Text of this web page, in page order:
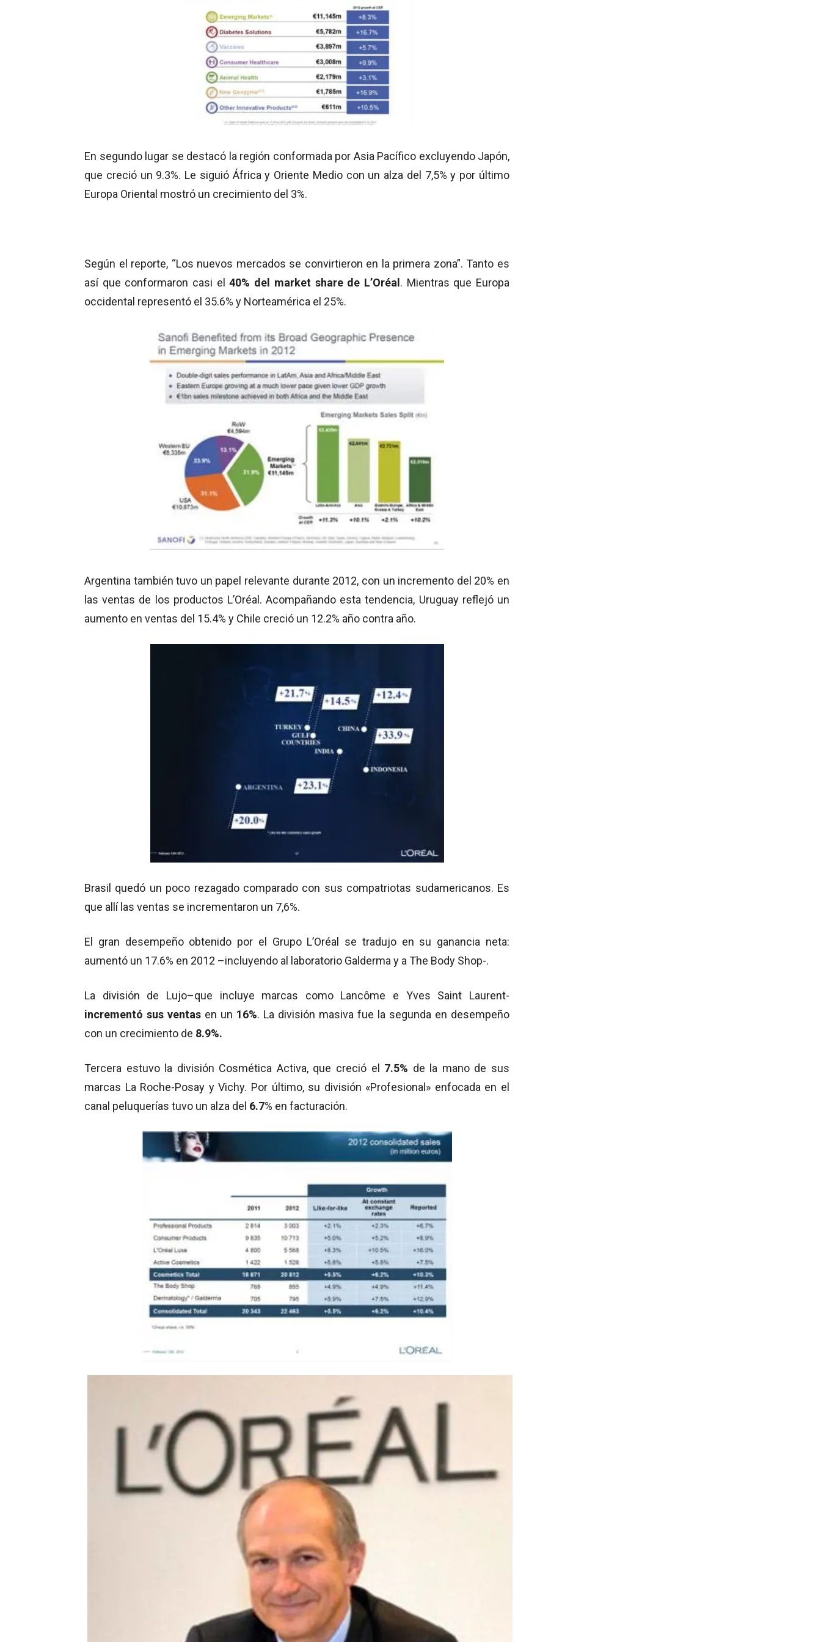
En segundo lugar se destacó la región conformada por Asia Pacífico excluyendo Japón,
que creció un 9.3%. Le siguió África y Oriente Medio con un alza del 7,5% y por último
Europa Oriental mostró un crecimiento del 3%.
Según el reporte, “Los nuevos mercados se convirtieron en la primera zona”. Tanto es
así que conformaron casi el40% del market share de L’Oréal. Mientras que Europa
occidental representó el 35.6% y Norteamérica el 25%.
Argentina también tuvo un papel relevante durante 2012, con un incremento del 20% en
las ventas de los productos L’Oréal. Acompañando esta tendencia, Uruguay reflejó un
aumento en ventas del 15.4% y Chile creció un 12.2% año contra año.
Brasil quedó un poco rezagado comparado con sus compatriotas sudamericanos. Es
que allí las ventas se incrementaron un 7,6%.
El gran desempeño obtenido por el Grupo L’Oréal se tradujo en su ganancia neta:
aumentó un 17.6% en 2012 –incluyendo al laboratorio Galderma y a The Body Shop-.
La división de Lujo–que incluye marcas como Lancôme e Yves Saint Laurent-
incrementó sus ventas en un 16%. La división masiva fue la segunda en desempeño
con un crecimiento de 8.9%.
Tercera estuvo la división Cosmética Activa, que creció el 7.5% de la mano de sus
marcas La Roche-Posay y Vichy. Por último, su división «Profesional» enfocada en el
canal peluquerías tuvo un alza del 6.7% en facturación.